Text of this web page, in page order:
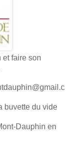
et faire son
buvette du vide
Dauphin en